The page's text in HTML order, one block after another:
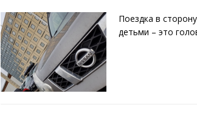
Поездка в
детьми – это